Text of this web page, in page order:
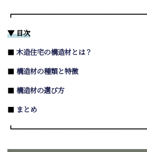
▼ 目次
■ 木造住宅の構造材とは？
■ 構造材の種類と特徴
■ 構造材の選び方
■ まとめ